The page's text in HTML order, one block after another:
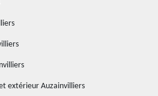
extérieur Auzainvilliers